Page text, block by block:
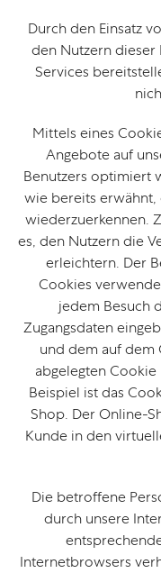
Durch den Einsatz
den Nutzern
Services
Mittels eines
Angebote auf
Benutzers optimiert
wie bereits erwähnt,
wiederzuerkennen.
es, den Nutzern die
erleichtern. Der
Cookies
jedem Besuch
Zugangsdaten
und dem auf dem
abgelegten
Beispiel ist das
Shop. Der Online-
Kunde in den
Die betroffene
durch unsere
Internetbrowsers